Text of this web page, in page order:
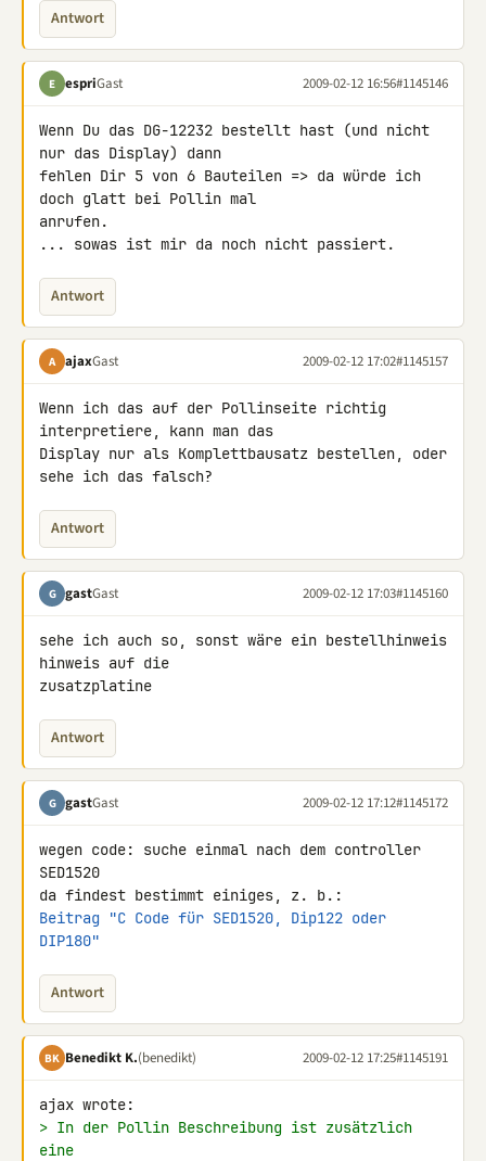
Antwort
E espriGast 2009-02-12 16:56#1145146
Wenn Du das DG-12232 bestellt hast (und nicht
nur das Display) dann
fehlen Dir 5 von 6 Bauteilen => da würde ich
doch glatt bei Pollin mal
anrufen.
... sowas ist mir da noch nicht passiert.
Antwort
A ajaxGast 2009-02-12 17:02#1145157
Wenn ich das auf der Pollinseite richtig
interpretiere, kann man das
Display nur als Komplettbausatz bestellen, oder
sehe ich das falsch?
Antwort
G gastGast 2009-02-12 17:03#1145160
sehe ich auch so, sonst wäre ein bestellhinweis
hinweis auf die
zusatzplatine
Antwort
G gastGast 2009-02-12 17:12#1145172
wegen code: suche einmal nach dem controller
SED1520
Beitrag "C Code für SED1520, Dip122 oder
DIP180"
Antwort
BK Benedikt K.(benedikt) 2009-02-12 17:25#1145191
> In der Pollin Beschreibung ist zusätzlich
eine